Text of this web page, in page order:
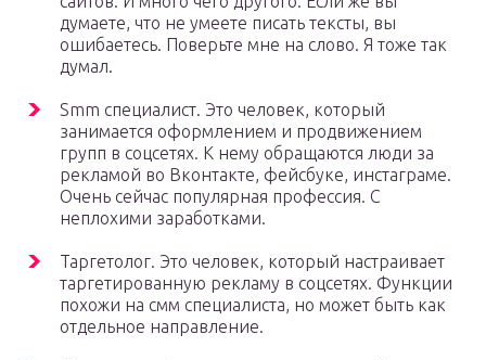
думаете, что не умеете писать тексты, вы
ошибаетесь. Поверьте мне на слово. Я тоже так
думал.
Smm специалист. Это человек, который
занимается оформлением и продвижением
групп в соцсетях. К нему обращаются люди за
рекламой во Вконтакте, фейсбуке, инстаграме.
Очень сейчас популярная профессия. С
неплохими заработками.
Таргетолог. Это человек, который настраивает
таргетированную рекламу в соцсетях. Функции
похожи на смм специалиста, но может быть как
отдельное направление.